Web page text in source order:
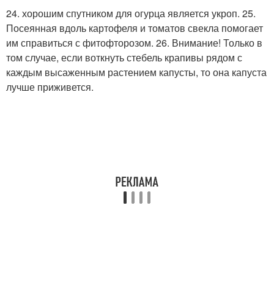
24. хорошим спутником для огурца является укроп. 25.
Посеянная вдоль картофеля и томатов свекла помогает
им справиться с фитофторозом. 26. Внимание! Только в
том случае, если воткнуть стебель крапивы рядом с
каждым высаженным растением капусты, то она капуста
лучше приживется.